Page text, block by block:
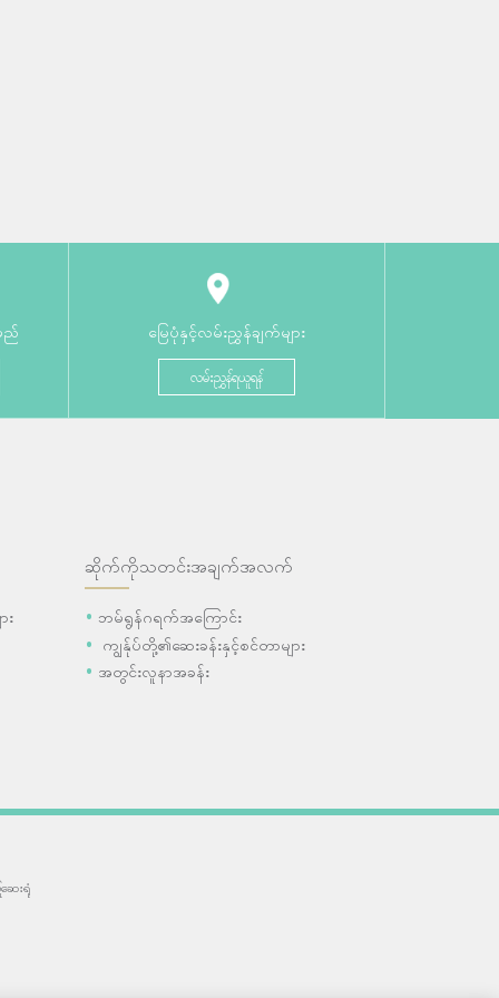
ည် မြေပုံနှင့်လမ်းညွှန်ချက်များ
လမ်းညွှန်ရယူရန်
း
ဆိုက်ကိုသတင်းအချက်အလက်
ဘမ်ရွန်ဂရက်အကြောင်း
ကျွန်ုပ်တို့၏ဆေးခန်းနှင့်စင်တာများ
အတွင်းလူနာအခန်း
ေးရုံ